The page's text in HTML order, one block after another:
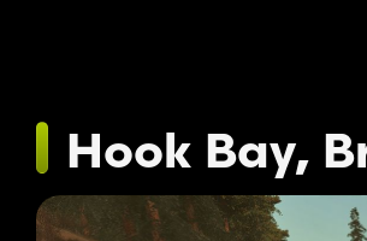
Hook Bay,